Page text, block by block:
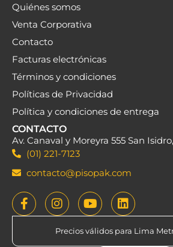
Quiénes somos
Venta Corporativa
Contacto
Facturas electrónicas
Términos y condiciones
Políticas de Privacidad
Política y condiciones de entrega
CONTACTO
Av. Canaval y Moreyra 555 San
(01) 221-7123
contacto@pisopak.com
Precios válidos para Lima